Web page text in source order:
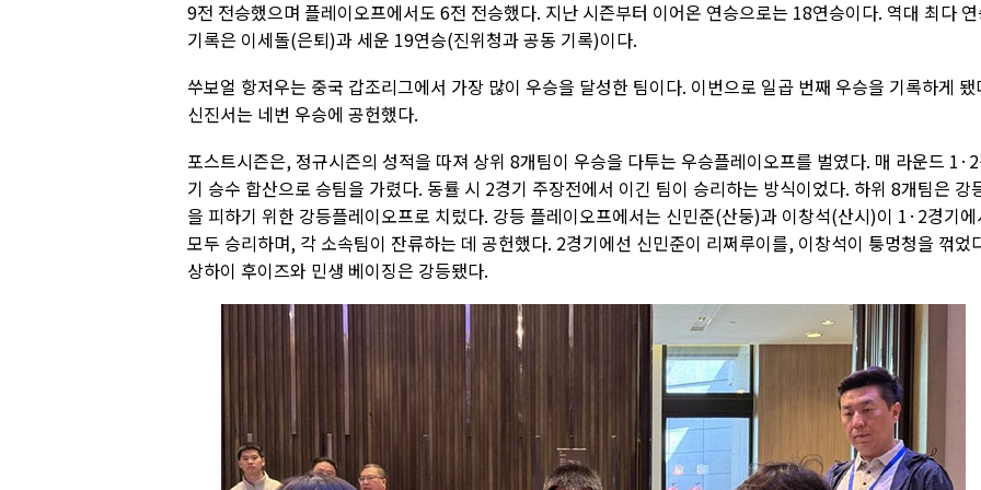
9전 전승했으며 플레이오프에서도 6전 전승했다. 지난 시즌부터 이어온 연승으로는 18연승이다. 역대 최다
기록은 이세돌(은퇴)과 세운 19연승(진위청과 공동 기록)이다.
쑤보얼 항저우는 중국 갑조리그에서 가장 많이 우승을 달성한 팀이다. 이번으로 일곱 번째 우승을 기록하게 됐
신진서는 네번 우승에 공헌했다.
포스트시즌은, 정규시즌의 성적을 따져 상위 8개팀이 우승을 다투는 우승플레이오프를 벌였다. 매 라운드
기 승수 합산으로 승팀을 가렸다. 동률 시 2경기 주장전에서 이긴 팀이 승리하는 방식이었다. 하위 8개팀은 강
을 피하기 위한 강등플레이오프로 치렀다. 강등 플레이오프에서는 신민준(산둥)과 이창석(산시)이 1·2경기에
모두 승리하며, 각 소속팀이 잔류하는 데 공헌했다. 2경기에선 신민준이 리쩌루이를, 이창석이 퉁멍청을 꺾었
상하이 후이즈와 민생 베이징은 강등됐다.